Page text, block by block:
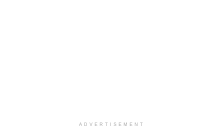
ADVERTISEMENT